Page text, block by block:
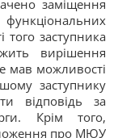
заміщення
того заступника
вирішення
мав можливості
заступнику
відповідь за
Крім того,
про МЮУ